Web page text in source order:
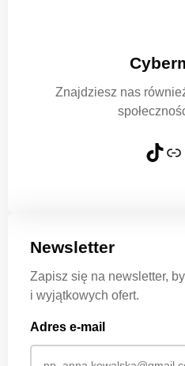
Znajdziesz nas
TikTok Link
Newsletter
Zapisz się na newsletter,
i wyjątkowych ofert.
Adres e-mail